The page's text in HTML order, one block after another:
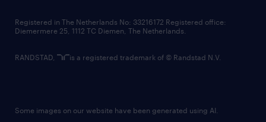
Registered in The Netherlands No: 33216172 Registered office:
Diemermere 25, 1112 TC Diemen, The Netherlands.
RANDSTAD, is a registered trademark of © Randstad N.V.
Some images on our website have been generated using AI.